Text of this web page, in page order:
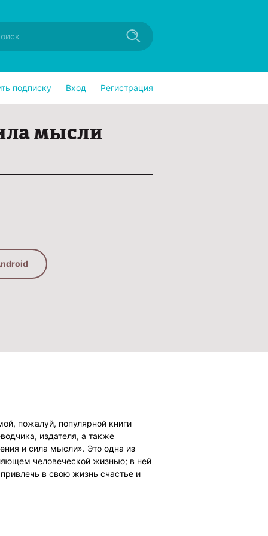
подписку Вход Регистрация
мысли
пожалуй, популярной книги
издателя, а также
и сила мысли». Это одна из
человеческой жизнью; в ней
в свою жизнь счастье и
ибо мысли материальны, и
благо.
зачастую с напором,